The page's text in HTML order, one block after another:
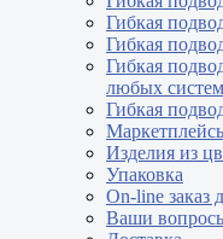
Гибкая
Гибкая
Гибкая
любых систем
Гибкая
Изделия из
Упаковка
On-line заказ
Ваши